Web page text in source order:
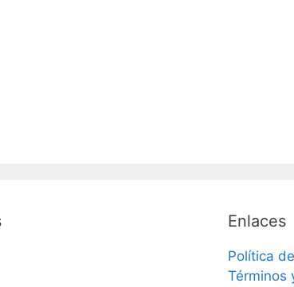
Enlaces
Política
Términos